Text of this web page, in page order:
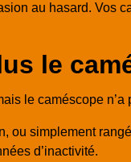
au hasard. Vos
le
le caméscope
ou simplement
d’inactivité.